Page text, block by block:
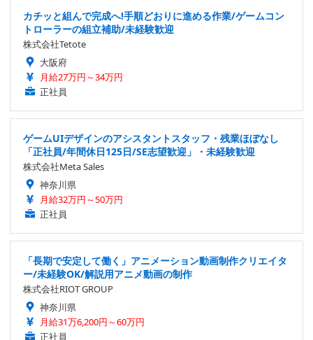
カチッと組んで完成へ!手順どおりに進める作業/ゲームコン
トローラーの組立補助/未経験歓迎
株式会社Tetote
大阪府
月給27万円～34万円
正社員
ゲームUIデザインのアシスタントスタッフ・残業ほぼなし
「正社員/年間休日125日/SE志望歓迎」・未経験歓迎
株式会社Meta Sales
神奈川県
月給32万円～50万円
正社員
「長期で安定して働く」アニメーション動画制作クリエイタ
ー/未経験OK/解説用アニメ動画の制作
株式会社RIOT GROUP
神奈川県
月給31万6,200円～60万円
正社員